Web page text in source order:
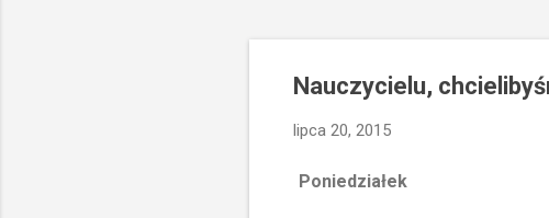
Nauczycielu,
lipca 20, 2015
Poniedziałek